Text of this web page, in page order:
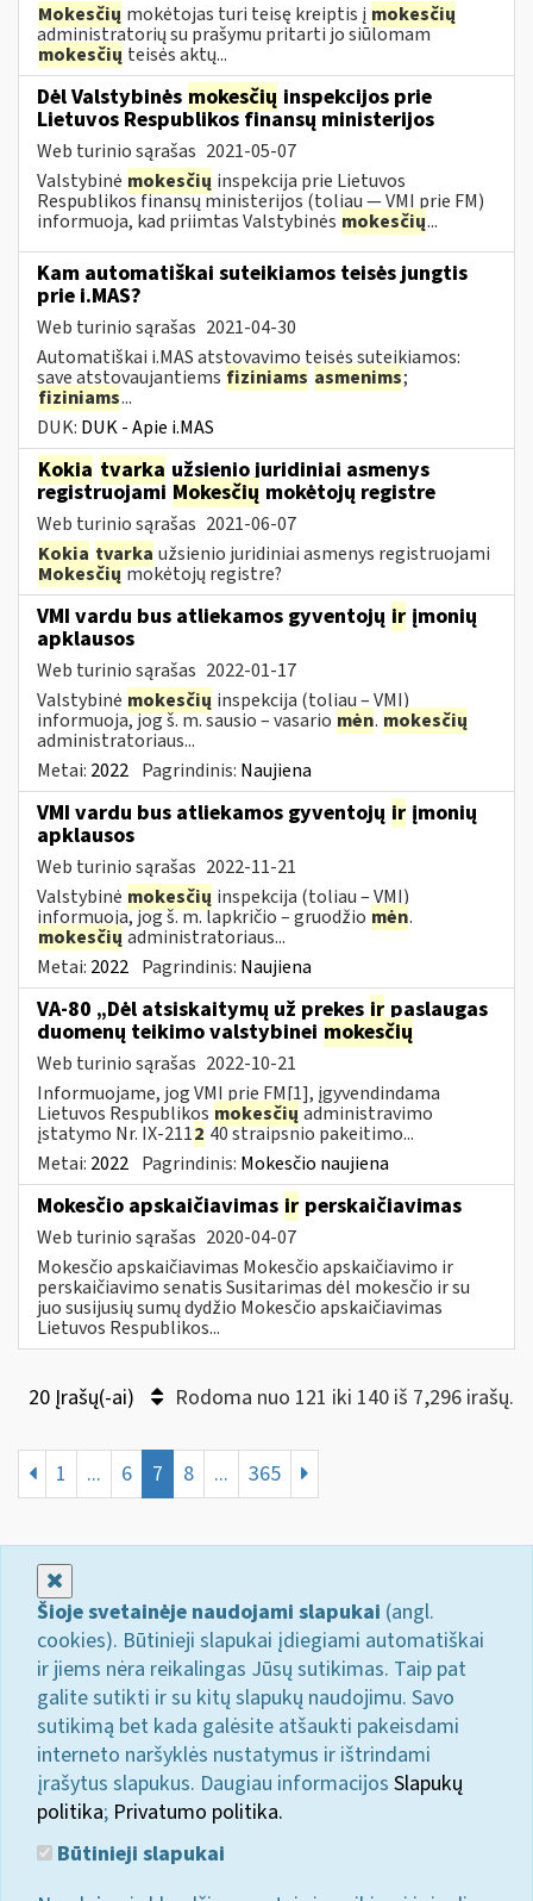
Mokesčių mokėtojas turi teisę kreiptis į mokesčių
administratorių su prašymu pritarti jo siūlomam
mokesčių teisės aktų...
Dėl Valstybinės mokesčių inspekcijos prie
Lietuvos Respublikos finansų ministerijos
Web turinio sąrašas 2021-05-07
Valstybinė mokesčių inspekcija prie Lietuvos
Respublikos finansų ministerijos (toliau — VMI prie FM)
informuoja, kad priimtas Valstybinės mokesčių...
Kam automatiškai suteikiamos teisės jungtis
prie i.MAS?
Web turinio sąrašas 2021-04-30
Automatiškai i.MAS atstovavimo teisės suteikiamos:
save atstovaujantiems fiziniams asmenims;
fiziniams...
DUK: DUK - Apie i.MAS
Kokia tvarka užsienio juridiniai asmenys
registruojami Mokesčių mokėtojų registre
Web turinio sąrašas 2021-06-07
Kokia tvarka užsienio juridiniai asmenys registruojami
Mokesčiųmokėtojų registre?
VMI vardu bus atliekamos gyventojų ir įmonių
apklausos
Web turinio sąrašas 2022-01-17
Valstybinė mokesčių inspekcija (toliau – VMI)
informuoja, jog š. m. sausio – vasario mėn. mokesčių
administratoriaus...
Metai: 2022 Pagrindinis: Naujiena
VMI vardu bus atliekamos gyventojų ir įmonių
apklausos
Web turinio sąrašas 2022-11-21
Valstybinė mokesčių inspekcija (toliau – VMI)
informuoja, jog š. m. lapkričio – gruodžio mėn.
mokesčių administratoriaus...
Metai: 2022 Pagrindinis: Naujiena
VA-80 „Dėl atsiskaitymų už prekes ir paslaugas
duomenų teikimo valstybinei mokesčių
Web turinio sąrašas 2022-10-21
Informuojame, jog VMI prie FM[1], įgyvendindama
Lietuvos Respublikos mokesčių administravimo
įstatymo Nr. IX-2112 40 straipsnio pakeitimo...
Metai: 2022 Pagrindinis: Mokesčio naujiena
Mokesčio apskaičiavimas ir perskaičiavimas
Web turinio sąrašas 2020-04-07
Mokesčio apskaičiavimas Mokesčio apskaičiavimo ir
perskaičiavimo senatis Susitarimas dėl mokesčio ir su
juo susijusių sumų dydžio Mokesčio apskaičiavimas
Lietuvos Respublikos...
20 Įrašų(-ai) Rodoma nuo 121 iki 140 iš 7,296 irašų.
1 ... 6 7 8 ... 365
Šioje svetainėje naudojami slapukai (angl.
cookies). Būtinieji slapukai įdiegiami automatiškai
ir jiems nėra reikalingas Jūsų sutikimas. Taip pat
galite sutikti ir su kitų slapukų naudojimu. Savo
sutikimą bet kada galėsite atšaukti pakeisdami
interneto naršyklės nustatymus ir ištrindami
įrašytus slapukus. Daugiau informacijos Slapukų
politika; Privatumo politika.
Būtinieji slapukai